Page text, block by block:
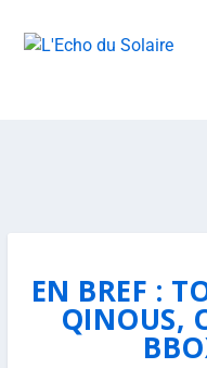
EN BREF :
QINOUS,